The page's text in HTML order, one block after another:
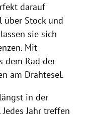
darauf
Stock und
sie sich
Mit
dem Rad der
am Drahtesel.
in der
Jahr treffen